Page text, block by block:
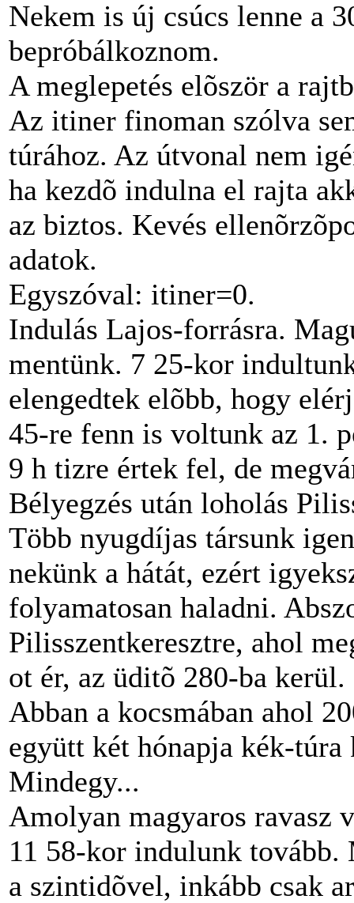
Nekem is új csúcs lenne a
bepróbálkoznom.
A meglepetés elõször a
Az itiner finoman szólva
túrához. Az útvonal nem
ha kezdõ indulna el rajta
az biztos. Kevés
adatok.
Egyszóval: itiner=0.
Indulás Lajos-forrásra.
mentünk. 7 25-kor
elengedtek elõbb, hogy
45-re fenn is voltunk az 1.
9 h tizre értek fel, de
Bélyegzés után loholás
Több nyugdíjas társunk
nekünk a hátát, ezért
folyamatosan haladni.
Pilisszentkeresztre, ahol
ot ér, az üditõ 280-ba
Abban a kocsmában ahol
együtt két hónapja kék-túra
Mindegy...
Amolyan magyaros ravasz
11 58-kor indulunk
a szintidõvel, inkább csak